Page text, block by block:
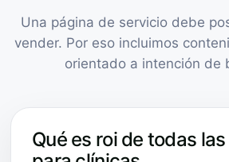
Una página de servicio debe
vender. Por eso incluimos
orientado a intención de
Qué es roi de todas